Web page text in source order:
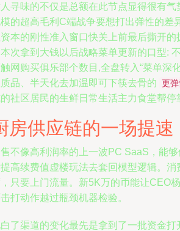
寻味的不仅是总额在此节点显得很有
的超高毛利C端战争要想打出弹性的差
本的刚性准入窗口快关上前最后撕开
次拿到大钱以后战略菜单更新的口型:
网购买俱乐部个数目,全盘转入“菜单深
品、半天化去加温即可下筷去骨的 更
社区居民的生鲜日常生活主力食堂帮停
房供应链的一场提速
不像高利润率的上一波PC SaaS，能
高续费值虚楼玩法去套回模型逻辑。消
只要上门流量。新5K万的币能让CEO
打动作越过瓶颈机器检验。
了渠道的变化最先是拿到了一批资金